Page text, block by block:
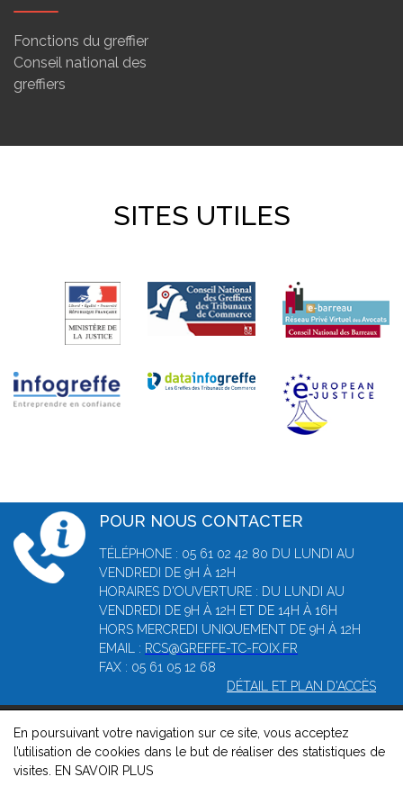
Fonctions du greffier
Conseil national des
greffiers
SITES UTILES
POUR NOUS CONTACTER
TÉLÉPHONE : 05 61 02 42 80 DU LUNDI AU
VENDREDI DE 9H À 12H
HORAIRES D'OUVERTURE : DU LUNDI AU
VENDREDI DE 9H À 12H ET DE 14H À 16H
HORS MERCREDI UNIQUEMENT DE 9H À 12H
EMAIL : RCS@GREFFE-TC-FOIX.FR
FAX : 05 61 05 12 68
DÉTAIL ET PLAN D'ACCÈS
© 2026, Greffe du Tribunal de Commerce de Foix -Mentions
légales-Contact -Gestion des cookies -Politique de
confidentialité et de cookies
En poursuivant votre navigation sur ce site, vous acceptez
l’utilisation de cookies dans le but de réaliser des statistiques de
visites.
EN SAVOIR PLUS